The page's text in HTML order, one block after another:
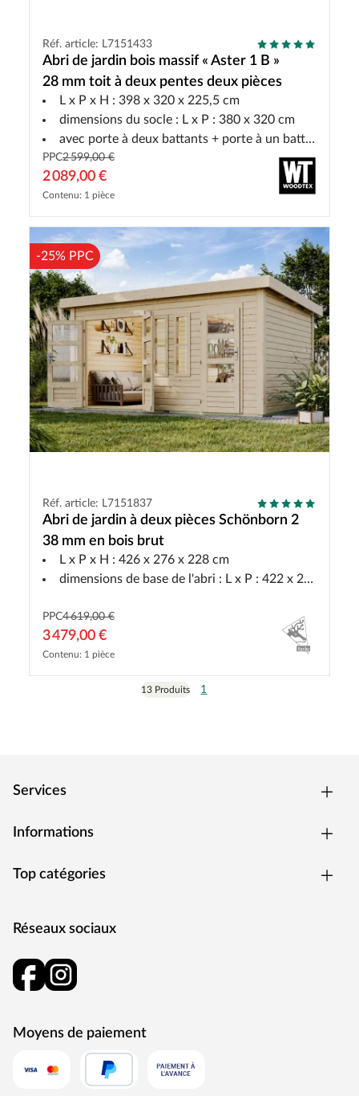
Réf. article: L7151433
Abri de jardin bois massif « Aster 1 B »
28 mm toit à deux pentes deux pièces
L x P x H : 398 x 320 x 225,5 cm
dimensions du socle : L x P : 380 x 320 cm
avec porte à deux battants + porte à un battant
PPC2 599,00 €
2 089,00 €
Contenu: 1 pièce
-25% PPC
Réf. article: L7151837
Abri de jardin à deux pièces Schönborn 2
38 mm en bois brut
L x P x H : 426 x 276 x 228 cm
dimensions de base de l'abri : L x P : 422 x 272 cm
PPC4 619,00 €
3 479,00 €
Contenu: 1 pièce
13 Produits 1
Services
Informations
Top catégories
Réseaux sociaux
Moyens de paiement